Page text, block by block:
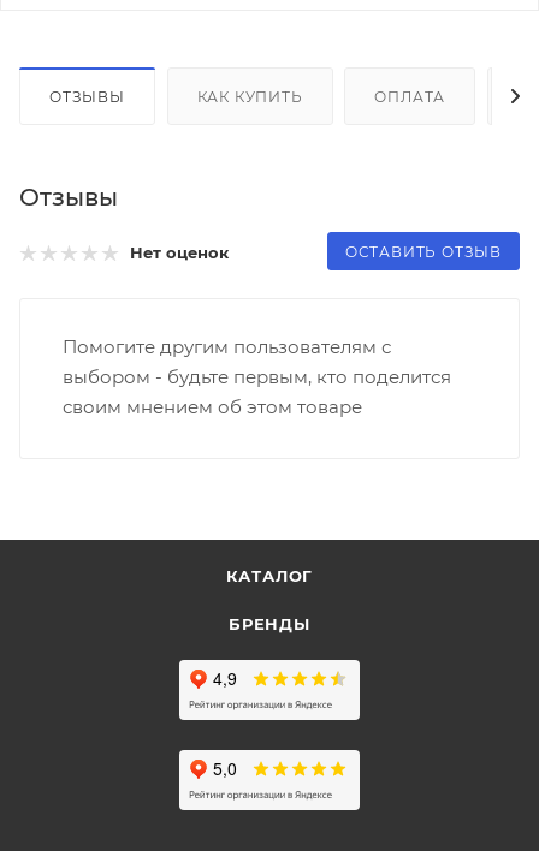
ОТЗЫВЫ КАК КУПИТЬ ОПЛАТА
Отзывы
Нет оценок ОСТАВИТЬ ОТЗЫВ
Помогите другим пользователям с
выбором - будьте первым, кто поделится
своим мнением об этом товаре
КАТАЛОГ
БРЕНДЫ